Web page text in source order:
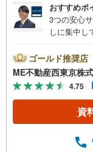
おすすめポ
3つの安心
しに集中し
どんなに信
とは重要で
ますご来店
きます■未
くと1万円
スタッフ
う方はご
ゴールド推奨店
ME不動産西東京株
4.75
資